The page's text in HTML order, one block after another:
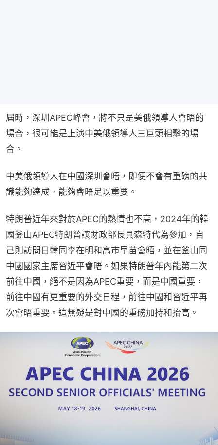
屆時，深圳APEC峰會，將不只是美俄領導人會晤的
場合，很可能是上演中美俄領導人三巨頭相聚的場
合。
中美俄領導人在中國深圳會晤，即便不會有重磅的共
識能夠達成，能夠會晤足以重要。
特朗普近年來對於APEC的熱情也不高，2024年的韓
國釜山APEC特朗普讓財政部長貝森特代為參加，自
己則訪問日韓同李在明和高市早苗會晤，並在釜山同
中國國家主席習近平會晤。如果特朗普年內能第二次
前往中國，絕不是因為APEC重要，而是中國重要，
前往中國有更重要的外交日程，前往中國和習近平再
次會晤重要。這無疑是對中國的重磅加持和抬高。